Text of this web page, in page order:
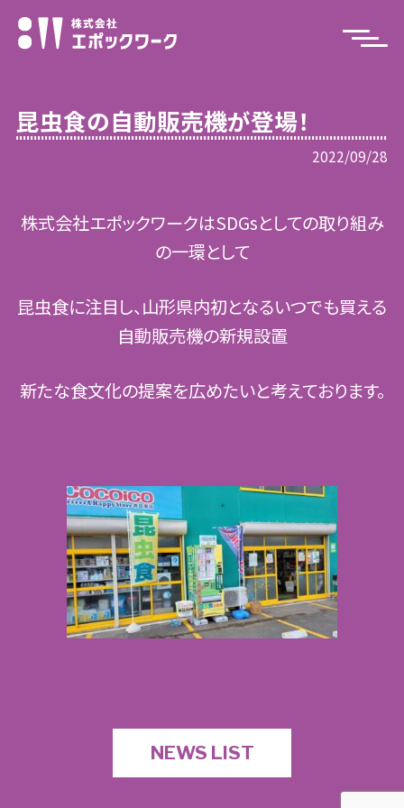
昆虫食の自動販売機が登場！
2022/09/28
株式会社エポックワークはSDGsとしての取り組み
の一環として
昆虫食に注目し、山形県内初となるいつでも買える
自動販売機の新規設置
新たな食文化の提案を広めたいと考えております。
NEWS LIST